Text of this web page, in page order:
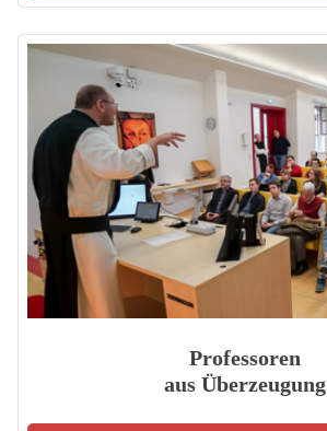
Professoren
aus Überzeugung